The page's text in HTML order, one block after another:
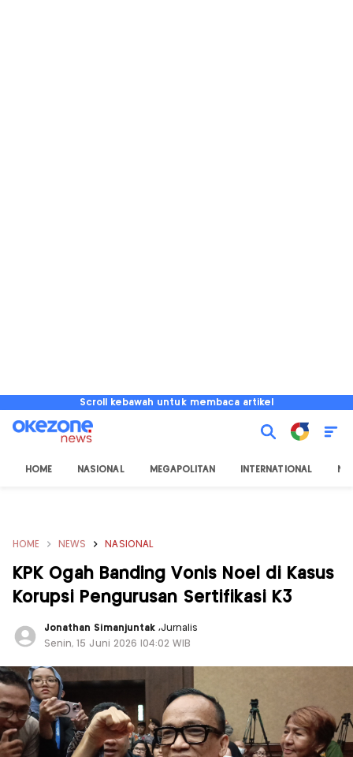
Scroll kebawah untuk membaca artikel
HOME NASIONAL MEGAPOLITAN INTERNATIONAL
HOME NEWS NASIONAL
KPK Ogah Banding Vonis Noel di Kasus
Korupsi Pengurusan Sertifikasi K3
Jonathan Simanjuntak,Jurnalis
Senin, 15 Juni 2026 |04:02 WIB